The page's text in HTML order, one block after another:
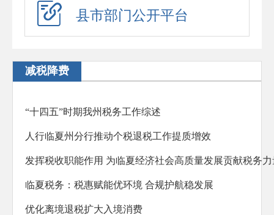
应急演练
法治政府建设年度报告
县市部门公开平台
减税降费
“十四五”时期我州税务工作综述
人行临夏州分行推动个税退税工作提质增效
发挥税收职能作用 为临夏经济社会高质量发展贡献税务力
临夏税务：税惠赋能优环境 合规护航稳发展
优化离境退税扩大入境消费